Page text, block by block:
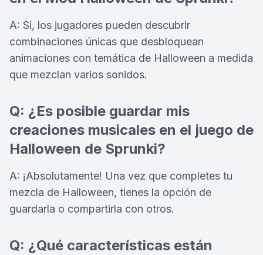
A: Sí, los jugadores pueden descubrir
combinaciones únicas que desbloquean
animaciones con temática de Halloween a medida
que mezclan varios sonidos.
Q: ¿Es posible guardar mis
creaciones musicales en el juego de
Halloween de Sprunki?
A: ¡Absolutamente! Una vez que completes tu
mezcla de Halloween, tienes la opción de
guardarla o compartirla con otros.
Q: ¿Qué características están